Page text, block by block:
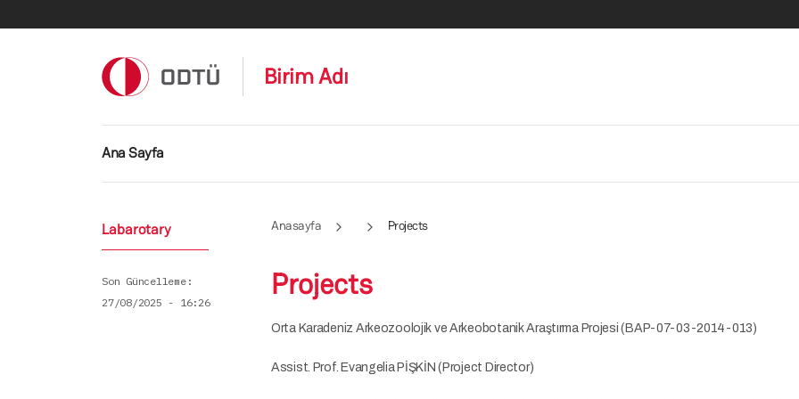
Birim Adı
Ana gezinti menüsü
Ana Sayfa
Anasayfa Projects
Projects
Orta Karadeniz Arkeozoolojik ve Arkeobotanik Araştırma Projesi (BAP-07-03-2014-013)
Assist. Prof. Evangelia PİŞKİN (Project Director)
Labarotary
Son Güncelleme
27/08/2025 - 16:26